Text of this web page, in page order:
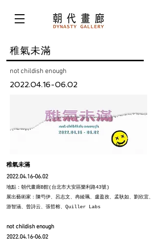
稚氣未滿
not childish enough
2022.04.16-06.02
稚氣未滿
2022.04.16-06.02
地點：朝代畫廊B館(台北市大安區樂利路43號)
展出藝術家：陳芍伊、呂志文、冉綾珮、盧盈孜、孟耿如、劉欣宜、
游智涵、曾詩云、張哲榕、Quiller Labs
not childish enough
2022.04.16-06.02